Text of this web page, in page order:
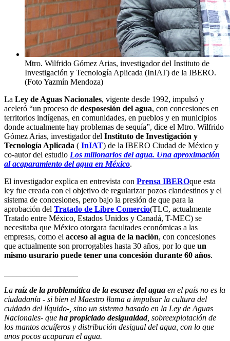
Mtro. Wilfrido Gómez Arias, investigador del Instituto de
Investigación y Tecnología Aplicada (InIAT) de la IBERO.
(Foto Yazmín Mendoza)
La Ley de Aguas Nacionales, vigente desde 1992, impulsó y
aceleró “un proceso de desposesión del agua, con concesiones en
territorios indígenas, en comunidades, en pueblos y en municipios
donde actualmente hay problemas de sequía”, dice el Mtro. Wilfrido
Gómez Arias, investigador del Instituto de Investigación y
Tecnología Aplicada ( InIAT) de la IBERO Ciudad de México y
co-autor del estudio Los millonarios del agua. Una aproximación
al acaparamiento del agua en México.
El investigador explica en entrevista con Prensa IBEROque esta
ley fue creada con el objetivo de regularizar pozos clandestinos y el
sistema de concesiones, pero bajo la presión de que para la
aprobación del Tratado de Libre Comercio(TLC, actualmente
Tratado entre México, Estados Unidos y Canadá, T-MEC) se
necesitaba que México otorgara facultades económicas a las
empresas, como el acceso al agua de la nación, con concesiones
que actualmente son prorrogables hasta 30 años, por lo que un
mismo usurario puede tener una concesión durante 60 años.
La raíz de la problemática de la escasez del agua en el país no es la
ciudadanía - si bien el Maestro llama a impulsar la cultura del
cuidado del líquido-, sino un sistema basado en la Ley de Aguas
Nacionales- que ha propiciado desigualdad, sobreexplotación de
los mantos acuíferos y distribución desigual del agua, con lo que
unos pocos acaparan el agua.